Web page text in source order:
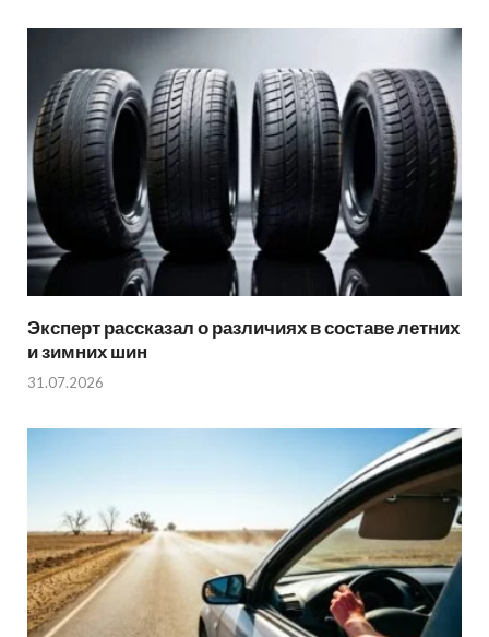
Эксперт рассказал о различиях в составе летних
и зимних шин
31.07.2026